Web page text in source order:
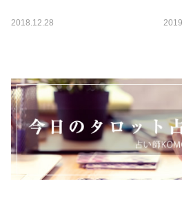
2018.12.28